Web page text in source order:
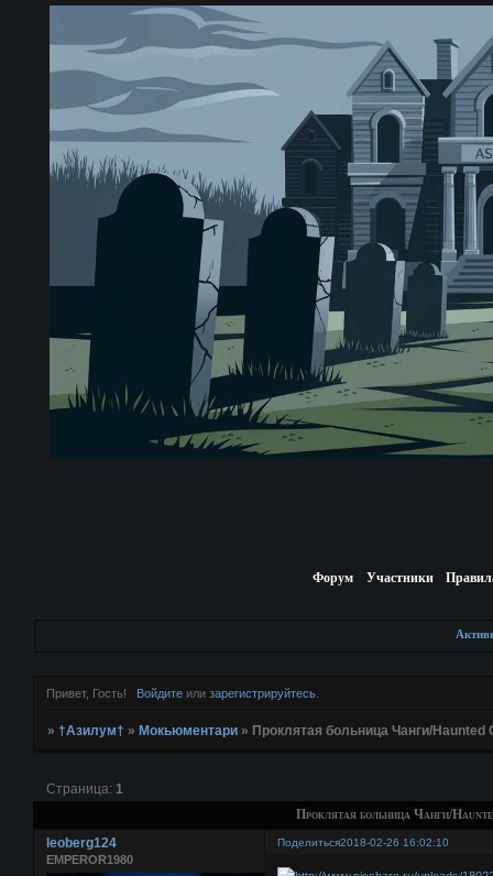
Форум Участники
Привет, Гость! Войдитеили зарегистрируйтесь.
»†Азилум† »Мокьюментари » Проклятая больница Чанги/
Проклятая больница Чанги/
Страница: 1
Поделиться2018-02-26 16:02:10
leoberg124
EMPEROR1980